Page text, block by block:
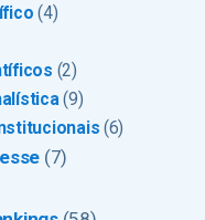
(4)
(2)
(9)
(6)
(7)